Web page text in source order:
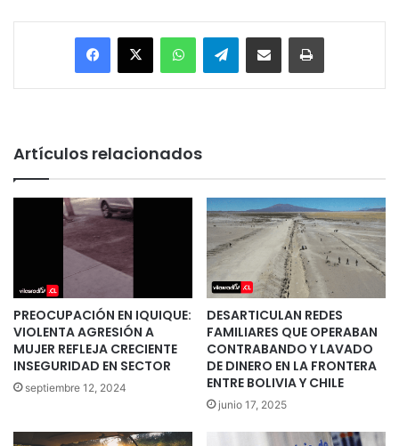
Facebook
X WhatsAppTelegramEnviar vía email Imprimir
Artículos relacionados
PREOCUPACIÓN EN IQUIQUE:
VIOLENTA AGRESIÓN A
MUJER REFLEJA CRECIENTE
INSEGURIDAD EN SECTOR
septiembre 12, 2024
DESARTICULAN REDES
FAMILIARES QUE OPERABAN
CONTRABANDO Y LAVADO
DE DINERO EN LA FRONTERA
ENTRE BOLIVIA Y CHILE
junio 17, 2025